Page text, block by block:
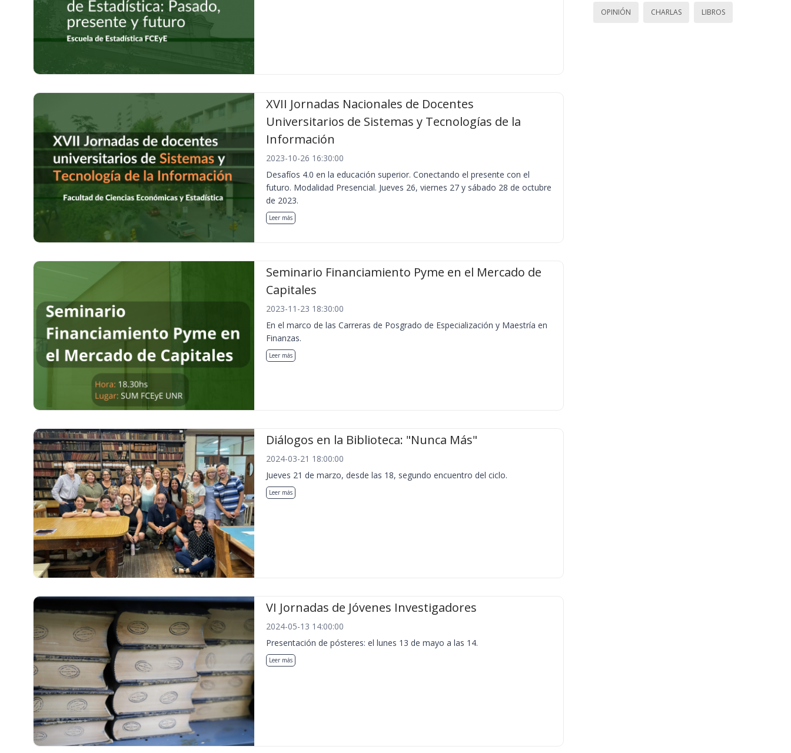
XVII Jornadas Nacionales de Docentes
Universitarios de Sistemas y Tecnologías de la
Información
2023-10-26 16:30:00
Desafíos 4.0 en la educación superior. Conectando el presente con el
futuro. Modalidad Presencial. Jueves 26, viernes 27 y sábado 28 de octubre
de 2023.
Leer más
Seminario Financiamiento Pyme en el Mercado de
Capitales
2023-11-23 18:30:00
En el marco de las Carreras de Posgrado de Especialización y Maestría en
Finanzas.
Leer más
Diálogos en la Biblioteca: "Nunca Más"
2024-03-21 18:00:00
Jueves 21 de marzo, desde las 18, segundo encuentro del ciclo.
Leer más
VI Jornadas de Jóvenes Investigadores
2024-05-13 14:00:00
Presentación de pósteres: el lunes 13 de mayo a las 14.
Leer más
OPINIÓN CHARLAS LIBROS